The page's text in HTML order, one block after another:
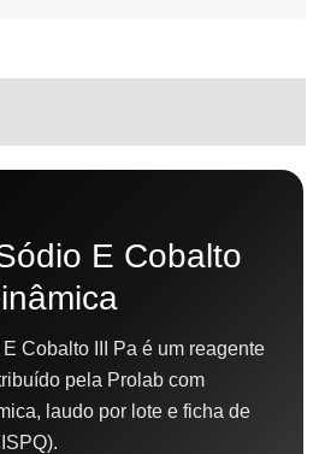
E Cobalto
Cobalto III Pa é um reagente
pela Prolab com
laudo por lote e ficha de